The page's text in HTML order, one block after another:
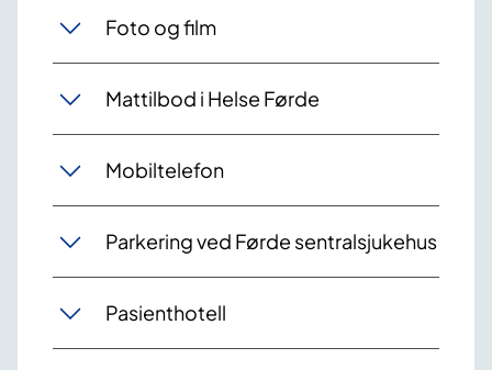
Foto og film
Mattilbod i Helse Førde
Mobiltelefon
Parkering ved Førde sentralsjukehus
Pasienthotell